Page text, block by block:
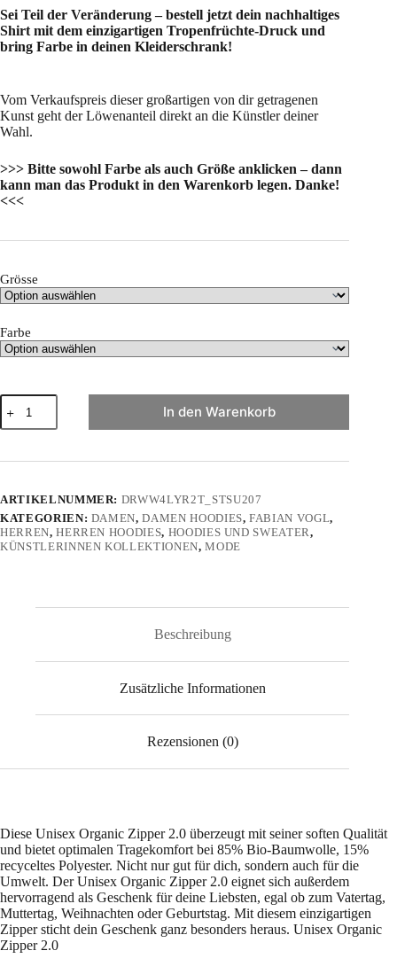
Sei Teil der Veränderung – bestell jetzt dein nachhaltiges
Shirt mit dem einzigartigen Tropenfrüchte-Druck und
bring Farbe in deinen Kleiderschrank!
Vom Verkaufspreis dieser großartigen von dir getragenen
Kunst geht der Löwenanteil direkt an die Künstler deiner
Wahl.
>>> Bitte sowohl Farbe als auch Größe anklicken – dann
kann man das Produkt in den Warenkorb legen. Danke!
<<<
Grösse
Farbe
"Flipsmann"
von
Fabian
-
Zipper
2.0
ST/ST
Menge
In den Warenkorb
ARTIKELNUMMER: DRWW4LYR2T_STSU207
KATEGORIEN: DAMEN,DAMEN HOODIES,FABIAN VOGL,
HERREN,HERREN HOODIES, HOODIES UND SWEATER,
KÜNSTLERINNEN KOLLEKTIONEN,MODE
Beschreibung
Zusätzliche Informationen
Rezensionen (0)
Diese Unisex Organic Zipper 2.0 überzeugt mit seiner soften Qualität
und bietet optimalen Tragekomfort bei 85% Bio-Baumwolle, 15%
recyceltes Polyester. Nicht nur gut für dich, sondern auch für die
Umwelt. Der Unisex Organic Zipper 2.0 eignet sich außerdem
hervorragend als Geschenk für deine Liebsten, egal ob zum Vatertag,
Muttertag, Weihnachten oder Geburtstag. Mit diesem einzigartigen
Zipper sticht dein Geschenk ganz besonders heraus. Unisex Organic
Zipper 2.0